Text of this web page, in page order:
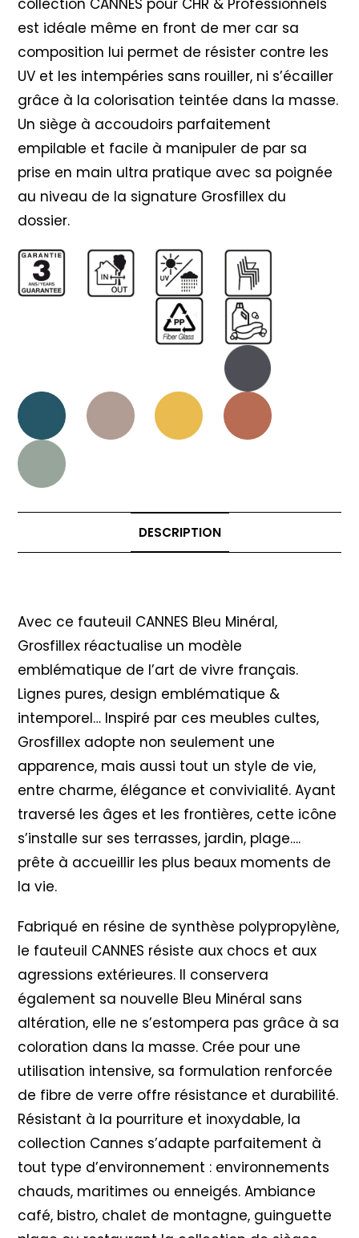
collection CANNES pour CHR & Professionnels
est idéale même en front de mer car sa
composition lui permet de résister contre les
UV et les intempéries sans rouiller, ni s’écailler
grâce à la colorisation teintée dans la masse.
Un siège à accoudoirs parfaitement
empilable et facile à manipuler de par sa
prise en main ultra pratique avec sa poignée
au niveau de la signature Grosfillex du
dossier.
DESCRIPTION
Avec ce fauteuil CANNES Bleu Minéral,
Grosfillex réactualise un modèle
emblématique de l’art de vivre français.
Lignes pures, design emblématique &
intemporel… Inspiré par ces meubles cultes,
Grosfillex adopte non seulement une
apparence, mais aussi tout un style de vie,
entre charme, élégance et convivialité. Ayant
traversé les âges et les frontières, cette icône
s’installe sur ses terrasses, jardin, plage….
prête à accueillir les plus beaux moments de
la vie.
Fabriqué en résine de synthèse polypropylène,
le fauteuil CANNES résiste aux chocs et aux
agressions extérieures. Il conservera
également sa nouvelle Bleu Minéral sans
altération, elle ne s’estompera pas grâce à sa
coloration dans la masse. Crée pour une
utilisation intensive, sa formulation renforcée
de fibre de verre offre résistance et durabilité.
Résistant à la pourriture et inoxydable, la
collection Cannes s’adapte parfaitement à
tout type d’environnement : environnements
chauds, maritimes ou enneigés. Ambiance
café, bistro, chalet de montagne, guinguette